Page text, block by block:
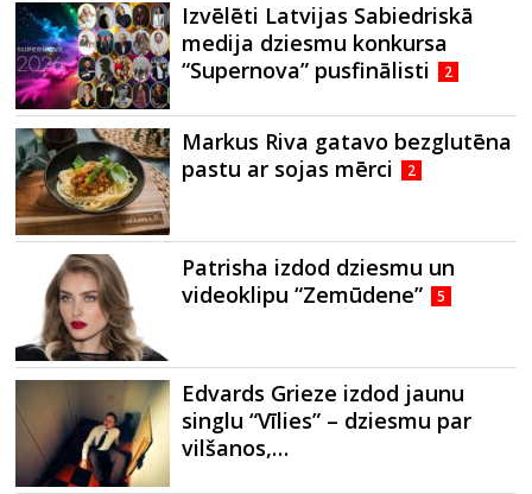
Izvēlēti Latvijas Sabiedriskā
medija dziesmu konkursa
“Supernova” pusfinālisti
2
Markus Riva gatavo bezglutēna
pastu ar sojas mērci
2
Patrisha izdod dziesmu un
videoklipu “Zemūdene”
5
Edvards Grieze izdod jaunu
singlu “Vīlies” – dziesmu par
vilšanos,…